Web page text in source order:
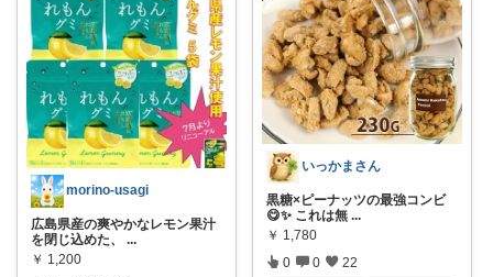
morino-usagi
広島県産の爽やかなレモン果汁
を閉じ込めた、
...
￥ 1,200
いっかまさん
黒糖×ピーナッツの最強コンビ
😋✨ これは無 ...
￥ 1,780
0 0 22